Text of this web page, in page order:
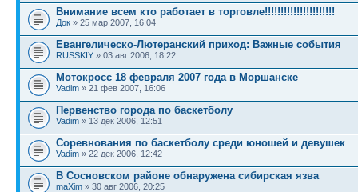
Внимание всем кто работает в торговле!!!!!!!!!!!!!!!!!!!!!!
Док » 25 мар 2007, 16:04
Евангелическо-Лютеранский приход: Важные события
RUSSKIY » 03 авг 2006, 18:22
Мотокросс 18 февраля 2007 года в Моршанске
Vadim » 21 фев 2007, 16:06
Первенство города по баскетболу
Vadim » 13 дек 2006, 12:51
Cоревнования по баскетболу среди юношей и девушек
Vadim » 22 дек 2006, 12:42
В Сосновском районе обнаружена сибирская язва
maXim » 30 авг 2006, 20:25